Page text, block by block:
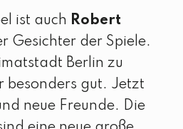
ist auch Robert
Gesichter der Spiele.
Berlin zu
besonders gut. Jetzt
neue Freunde. Die